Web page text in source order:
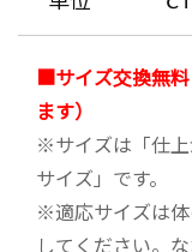
うすさもちょうど
M.I さん（70才）
汗かきなので外
た。夏は絶対、
■サイズ交換無
ます）
※サイズは「仕
サイズ」です。
※適応サイズは
してください。